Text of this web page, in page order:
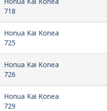
718
Honua Kai Konea
725
Honua Kai Konea
726
Honua Kai Konea
729